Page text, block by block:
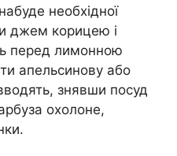
необхідної
джем корицею і
перед лимонною
апельсинову або
знявши посуд
охолоне,